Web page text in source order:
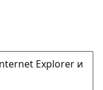
Explorer и